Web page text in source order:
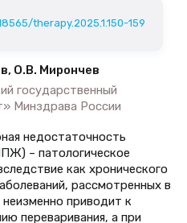
therapy.2025.1.150-159
О.В. Мирончев
государственный
Минздрава России
недостаточность
– патологическое
как хронического
рассмотренных в
приводит к
переваривания, а при